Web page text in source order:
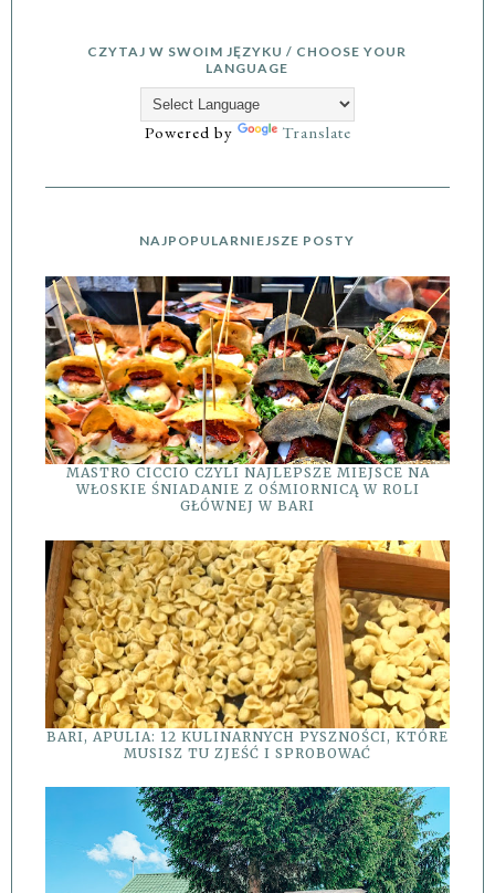
CZYTAJ W SWOIM JĘZYKU / CHOOSE YOUR
LANGUAGE
Powered by Translate
NAJPOPULARNIEJSZE POSTY
MASTRO CICCIO CZYLI NAJLEPSZE MIEJSCE NA
WŁOSKIE ŚNIADANIE Z OŚMIORNICĄ W ROLI
GŁÓWNEJ W BARI
BARI, APULIA: 12 KULINARNYCH PYSZNOŚCI, KTÓRE
MUSISZ TU ZJEŚĆ I SPROBOWAĆ